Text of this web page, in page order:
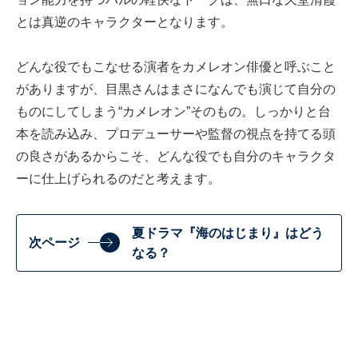
とは真逆のキャラクターとなります。
どんな役でもこなせる演者をカメレオン俳優と呼ぶこと
がありますが、目黒さんはまさになんでも演じて自分の
ものにしてしまう“カメレオン”そのもの。しっかりと台
本を読み込み、プロデューサーや監督の視点を持てる頭
の良さがあるからこそ、どんな役でも自分のキャラクタ
ーに仕上げられるのだと考えます。
次ページ
夏ドラマ『海のはじまり』はどう
なる？